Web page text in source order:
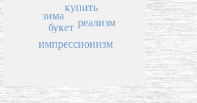
купить
зима
букет реализм
импрессионизм